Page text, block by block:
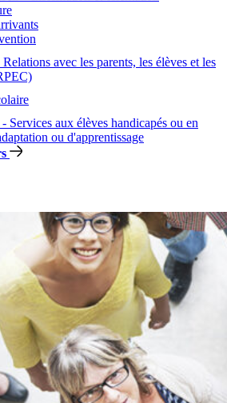
avec les parents, les élèves et les
Services aux élèves handicapés ou en
ou d'apprentissage